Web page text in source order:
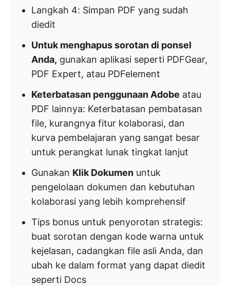
Langkah 4: Simpan PDF yang sudah
diedit
Untuk menghapus sorotan di ponsel
Anda, gunakan aplikasi seperti PDFGear,
PDF Expert, atau PDFelement
Keterbatasan penggunaan Adobe atau
PDF lainnya: Keterbatasan pembatasan
file, kurangnya fitur kolaborasi, dan
kurva pembelajaran yang sangat besar
untuk perangkat lunak tingkat lanjut
Gunakan Klik Dokumen untuk
pengelolaan dokumen dan kebutuhan
kolaborasi yang lebih komprehensif
Tips bonus untuk penyorotan strategis:
buat sorotan dengan kode warna untuk
kejelasan, cadangkan file asli Anda, dan
ubah ke dalam format yang dapat diedit
seperti Docs